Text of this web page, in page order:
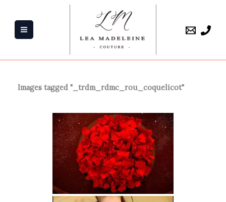
contenu
Images tagged "_trdm_rdmc_rou_coquelicot"